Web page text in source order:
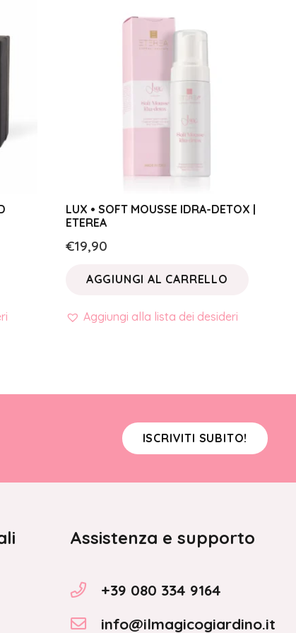
LUX • SOFT MOUSSE IDRA-DETOX |
ETEREA
€19,90
AGGIUNGI AL CARRELLO
Aggiungi alla lista dei desideri
ISCRIVITI SUBITO!
Assistenza e supporto
+39 080 334 9164
info@ilmagicogiardino.it